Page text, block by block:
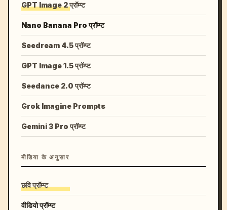
GPT Image 2 प्रॉम्प्ट
Nano Banana Pro प्रॉम्प्ट
Seedream 4.5 प्रॉम्प्ट
GPT Image 1.5 प्रॉम्प्ट
Seedance 2.0 प्रॉम्प्ट
Grok Imagine Prompts
Gemini 3 Pro प्रॉम्प्ट
मीडिया के अनुसार
छवि प्रॉम्प्ट
वीडियो प्रॉम्प्ट